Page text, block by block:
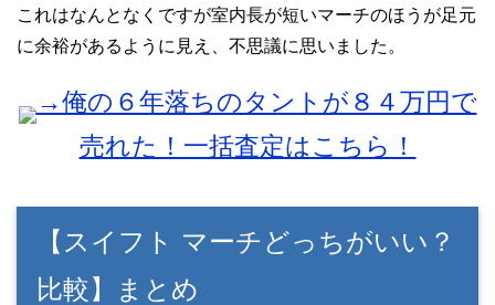
これはなんとなくですが室内長が短いマーチのほうが足元
に余裕があるように見え、不思議に思いました。
→俺の６年落ちのタントが８４万円で
売れた！一括査定はこちら！
【スイフト マーチどっちがいい？
比較】まとめ